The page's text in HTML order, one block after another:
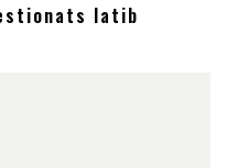
latib